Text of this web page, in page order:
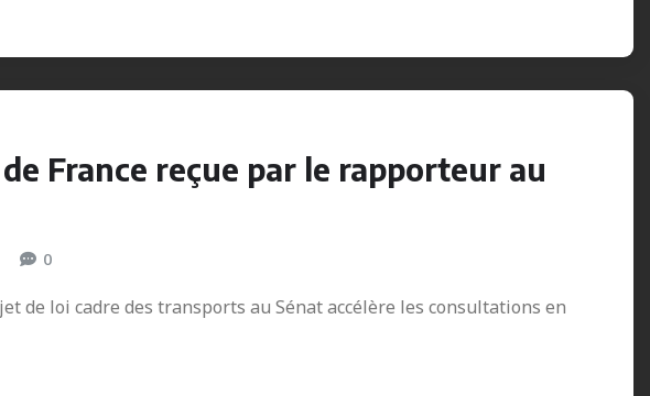
France reçue par le rapporteur au
0
de loi cadre des transports au Sénat accélère les consultations en